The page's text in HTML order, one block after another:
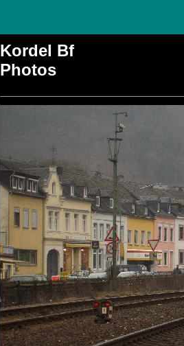
Kordel Bf
Photos